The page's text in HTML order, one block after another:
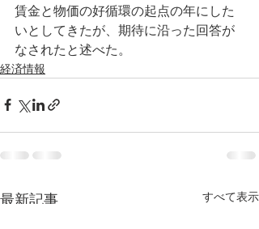
賃金と物価の好循環の起点の年にした
いとしてきたが、期待に沿った回答が
なされたと述べた。
経済情報
最新記事 すべて表示